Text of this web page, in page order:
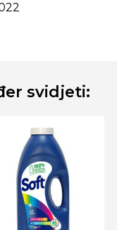
svidjeti: